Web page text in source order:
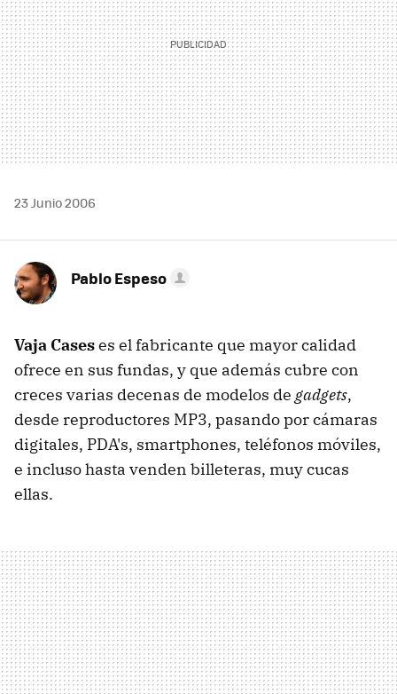
23 Junio 2006
Pablo Espeso
Vaja Caseses el fabricante que mayor calidad
ofrece en sus fundas, y que además cubre con
creces varias decenas de modelos de gadgets,
desde reproductores MP3, pasando por cámaras
digitales, PDA's, smartphones, teléfonos móviles,
e incluso hasta venden billeteras, muy cucas
ellas.